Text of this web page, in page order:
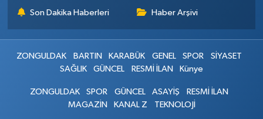
Son Dakika Haberleri Haber Arşivi
ZONGULDAK BARTIN KARABÜK GENEL SPOR
SİYASET
SAĞLIK
GÜNCEL RESMİ İLAN Künye
ZONGULDAK SPOR GÜNCEL ASAYİŞ
RESMİ İLAN
MAGAZİN
KANAL Z TEKNOLOJİ